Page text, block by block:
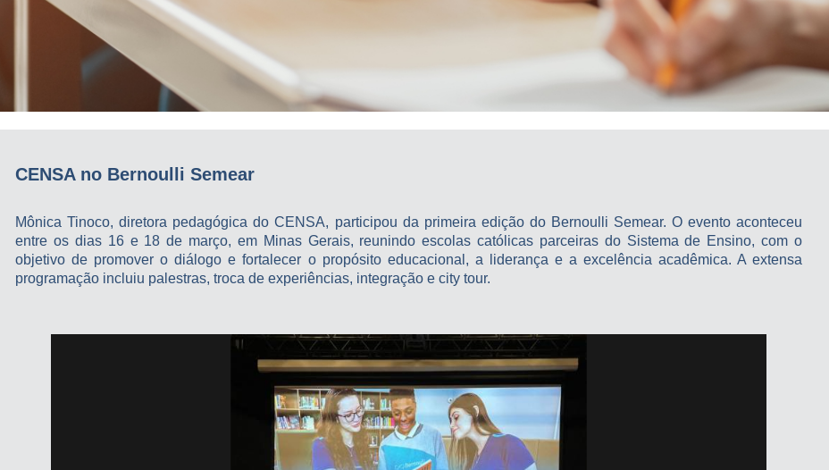
CENSA no Bernoulli Semear
Mônica Tinoco, diretora pedagógica do CENSA, participou da primeira edição do Bernoulli Semear. O evento aconteceu
entre os dias 16 e 18 de março, em Minas Gerais, reunindo escolas católicas parceiras do Sistema de Ensino, com o
objetivo de promover o diálogo e fortalecer o propósito educacional, a liderança e a excelência acadêmica. A extensa
programação incluiu palestras, troca de experiências, integração e city tour.